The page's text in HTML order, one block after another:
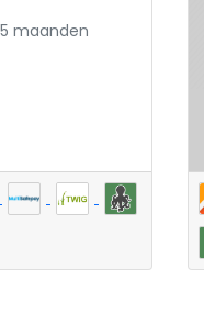
maanden